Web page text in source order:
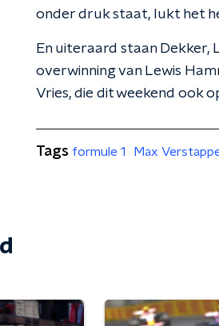
onder druk staat, lukt het
En uiteraard staan Dekker,
overwinning van Lewis
Vries, die dit weekend ook
Tags formule 1 Max